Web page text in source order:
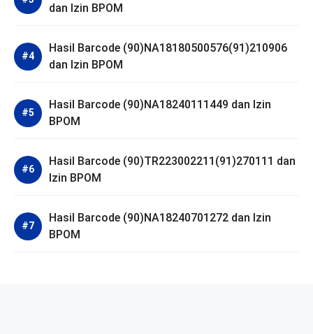
dan Izin BPOM
Hasil Barcode (90)NA18180500576(91)210906
dan Izin BPOM
Hasil Barcode (90)NA18240111449 dan Izin
BPOM
Hasil Barcode (90)TR223002211(91)270111 dan
Izin BPOM
Hasil Barcode (90)NA18240701272 dan Izin
BPOM